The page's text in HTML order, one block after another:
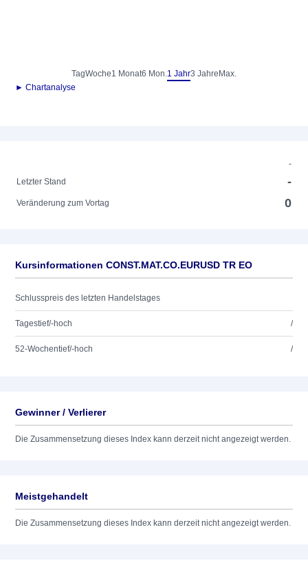
TagWoche1 Monat6 Mon.1 Jahr3 Jahre Max.
► Chartanalyse
-
Letzter Stand
-
Veränderung zum Vortag 0
Kursinformationen CONST.MAT.CO.EURUSD TR EO
Schlusspreis des letzten Handelstages
Tagestief/-hoch /
52-Wochentief/-hoch /
Gewinner / Verlierer
Die Zusammensetzung dieses Index kann derzeit nicht angezeigt werden.
Meistgehandelt
Die Zusammensetzung dieses Index kann derzeit nicht angezeigt werden.